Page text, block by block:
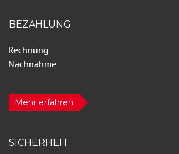
BEZAHLUNG
Mehr erfahren
SICHERHEIT